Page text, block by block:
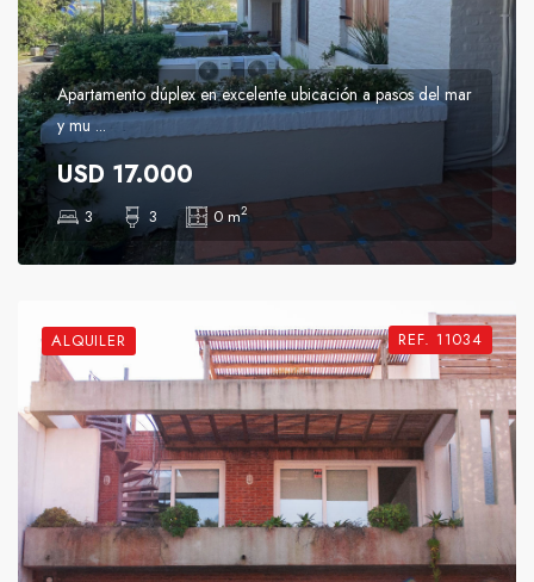
Apartamento dúplex en excelente ubicación a pasos del mar
y mu ...
USD 17.000
3 3 0 m2
ALQUILER REF. 11034